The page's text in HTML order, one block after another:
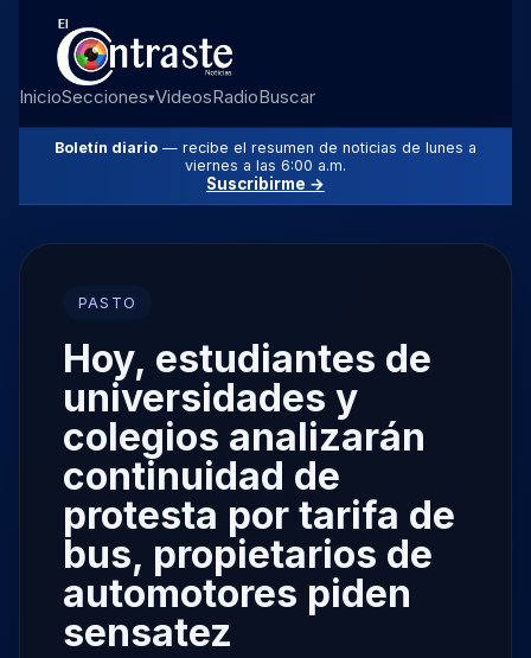
InicioSecciones▾VideosRadioBuscar
Boletín diario — recibe el resumen de noticias de lunes a
viernes a las 6:00 a.m.
Suscribirme →
PASTO
Hoy, estudiantes de
universidades y
colegios analizarán
continuidad de
protesta por tarifa de
bus, propietarios de
automotores piden
sensatez